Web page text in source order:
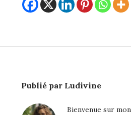
Publié par Ludivine
Bienvenue sur